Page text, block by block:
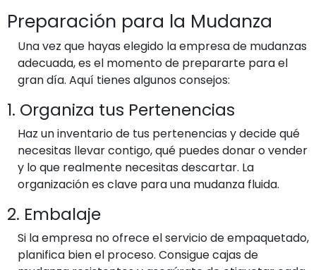
Preparación para la Mudanza
Una vez que hayas elegido la empresa de mudanzas
adecuada, es el momento de prepararte para el
gran día. Aquí tienes algunos consejos:
1. Organiza tus Pertenencias
Haz un inventario de tus pertenencias y decide qué
necesitas llevar contigo, qué puedes donar o vender
y lo que realmente necesitas descartar. La
organización es clave para una mudanza fluida.
2. Embalaje
Si la empresa no ofrece el servicio de empaquetado,
planifica bien el proceso. Consigue cajas de